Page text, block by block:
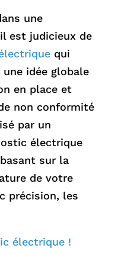
une
est judicieux de
qui
idée globale
en place et
non conformité
par un
électrique
sur la
de votre
précision, les
électrique !